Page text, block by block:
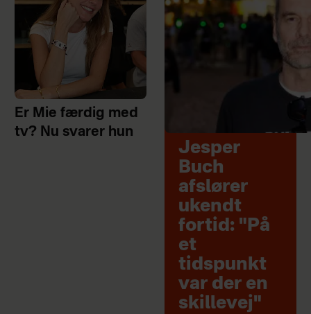
Er Mie færdig med
tv? Nu svarer hun
Jesper
Buch
afslører
ukendt
fortid: "På
et
tidspunkt
var der en
skillevej"